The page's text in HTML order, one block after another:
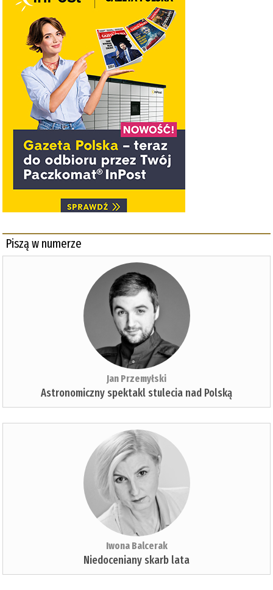
Piszą w numerze
Jan Przemyłski
Astronomiczny spektakl stulecia nad Polską
Iwona Balcerak
Niedoceniany skarb lata